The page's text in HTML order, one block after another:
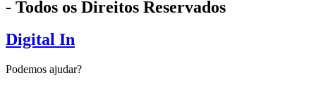
- Todos os Direitos Reservados
Digital In
Podemos ajudar?